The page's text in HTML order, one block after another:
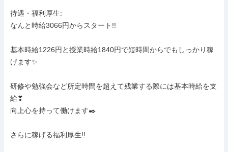
待遇・福利厚生:
なんと時給3066円からスタート!!
基本時給1226円と授業時給1840円で短時間からでもしっかり稼
げます✨
研修や勉強会など所定時間を超えて残業する際には基本時給を支
給❣
向上心を持って働けます✒️
さらに稼げる福利厚生!!